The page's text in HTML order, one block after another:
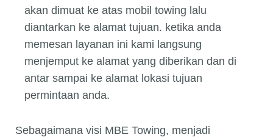
akan dimuat ke atas mobil towing lalu
diantarkan ke alamat tujuan. ketika anda
memesan layanan ini kami langsung
menjemput ke alamat yang diberikan dan di
antar sampai ke alamat lokasi tujuan
permintaan anda.
Sebagaimana visi MBE Towing, menjadi